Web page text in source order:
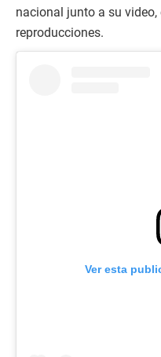
nacional junto a su
reproducciones.
Ver esta